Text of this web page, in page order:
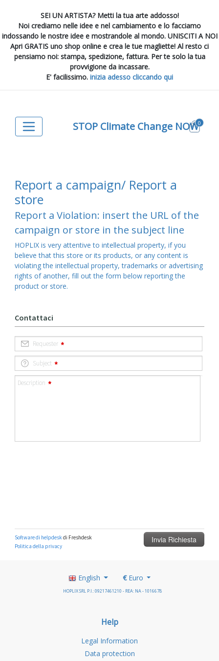
SEI UN ARTISTA? Metti la tua arte addosso!
Noi crediamo nelle idee e nel cambiamento e lo facciamo
indossando le nostre idee e mostrandole al mondo. UNISCITI A NOI
Apri GRATIS uno shop online e crea le tue magliette! Al resto ci
pensiamo noi: stampa, spedizione, fattura. Per te solo la tua
provvigione da incassare.
E' facilissimo. inizia adesso cliccando qui
STOP Climate Change NOW0
Report a campaign/ Report a
store
Report a Violation: insert the URL of the
campaign or store in the subject line
HOPLIX is very attentive to intellectual property, if you
believe that this store or its products, or any content is
violating the intellectual property, trademarks or advertising
rights of another, fill out the form below reporting the
product or store.
English €Euro
HOPLIX SRL P.I.: 09217461210 - REA: NA - 1016678
Help
Legal Information
Data protection